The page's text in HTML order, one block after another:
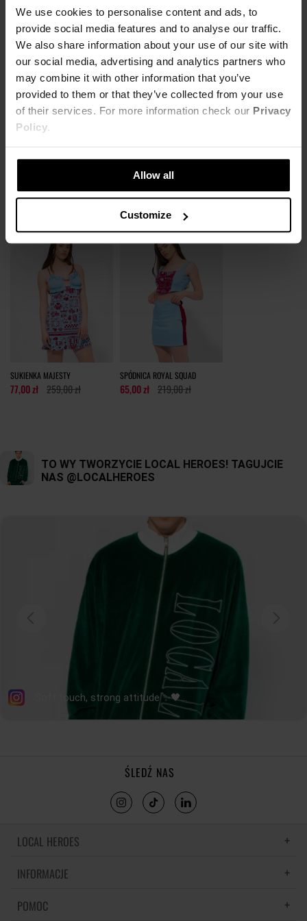
We use cookies to personalise content and ads, to
provide social media features and to analyse our traffic.
We also share information about your use of our site with
our social media, advertising and analytics partners who
may combine it with other information that you’ve
provided to them or that they’ve collected from your use
of their services. For more information check our Privacy
Policy.
Allow all
Customize
delikatnym marszczeniem na ramieniu. Dekolt wykończony łezką.
Body zapinane w kroku na zatrzaski.
Slim fit
95% poliester 5% elastan
Modelka ma na sobie rozmiar S
Wzrost modelki: 168 cm
XS S M L
DŁUGOŚĆ CAŁKOWITA 69.5cm 71cm 72.5cm 74cm
34.5cm 36.5cm
SZEROKOŚĆ BIODER 32.5cm
DŁUGOŚĆ RĘKAWA 67cm
tolerancja wymiarów do +/- 2cm
Jak mierzymy nasze produkty?
95% Poliester,5% Elastan
KOSZT DOSTAWY
NAJTAŃSZA DOSTAWA OD 16,99 PLN
DARMOWA DOSTAWA OD 399 PLN
SZCZEGÓŁOWE INFORMACJE
Nazwa produktu:
BODY MAJESTY
Kod produktu:
LHKS22TSL000655X00
Producent:
Greenpoint S.A., ul. Domagały 3, 30-
741 Kraków -
Kategoria:
Strona główna,Produkty,Góry,Body
Niebieski
Rozmiar:
XS,S,M,L
ZWROTY
Możesz dokonać zwrotu produktu w ciągu 14 dni od otrzymania
zamówienia. Więcej informacji znajdziesztutaj.
OPINIE
UZUPEŁNIJ LOOK
SUKIENKA MAJESTY
77,00 zł 259,00 zł
SPÓDNICA ROYAL SQUAD
65,00 zł 219,00 zł
ŚLEDŹ NAS
LOCAL HEROES
LH MEMORIES
INFORMACJE
POLITYKA PRYWATNOŚCI
POMOC